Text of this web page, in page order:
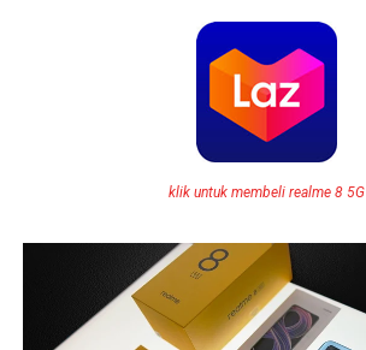
klik untuk membeli realme 8 5G